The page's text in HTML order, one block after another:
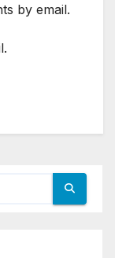
by email.